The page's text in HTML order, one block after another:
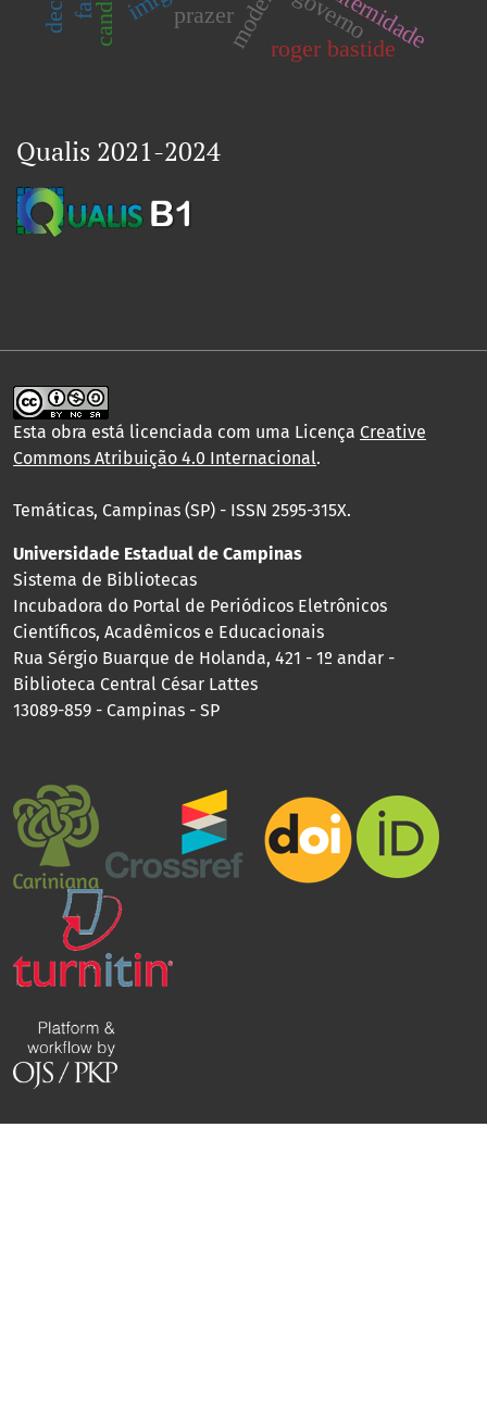
prazer
roger bastide
Qualis 2021-2024
Esta obra está licenciada com uma Licença Creative
Commons Atribuição 4.0 Internacional.
Temáticas, Campinas (SP) - ISSN 2595-315X.
Universidade Estadual de Campinas
Sistema de Bibliotecas
Incubadora do Portal de Periódicos Eletrônicos
Científicos, Acadêmicos e Educacionais
Rua Sérgio Buarque de Holanda, 421 - 1º andar -
Biblioteca Central César Lattes
13089-859 - Campinas - SP